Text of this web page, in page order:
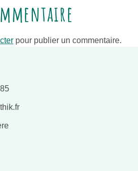
pour publier un commentaire.